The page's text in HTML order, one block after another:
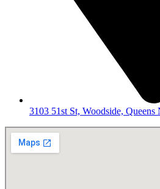
3103 51st St, Woodside,